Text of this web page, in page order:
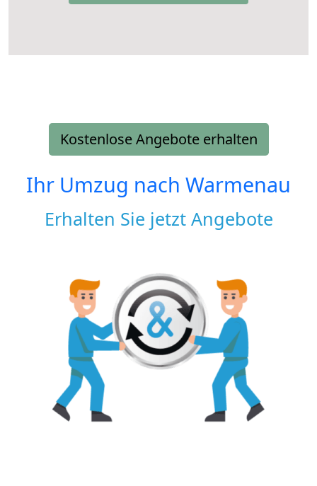
Kostenlose Angebote erhalten
Ihr Umzug nach Warmenau
Erhalten Sie jetzt Angebote